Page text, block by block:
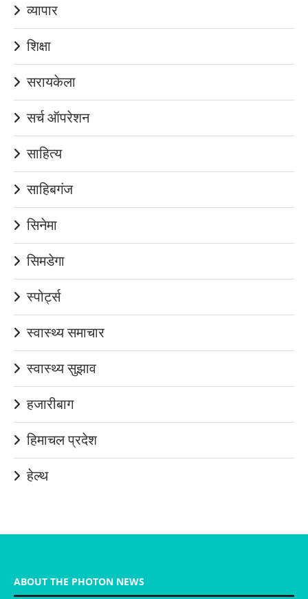
व्यापार
शिक्षा
सरायकेला
सर्च ऑपरेशन
साहित्य
साहिबगंज
सिनेमा
सिमडेगा
स्पोर्ट्स
स्वास्थ्य समाचार
स्वास्थ्य सुझाव
हजारीबाग
हिमाचल प्रदेश
हेल्थ
ABOUT THE PHOTON NEWS